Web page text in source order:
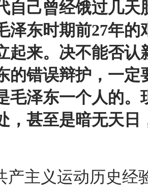
自己曾经饿过几
泽东时期前27年的
起来。决不能否认
的错误辩护，一
毛泽东一个人的
，甚至是暗无天
产主义运动历史经